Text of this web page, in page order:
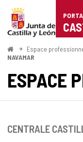
Portal
de
Turismo
de
Castilla
y
León
<
Accueil
Espace
NAVAMAR
ESPACE
CENTRALE